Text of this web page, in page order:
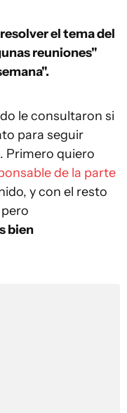
el tema del
reuniones"
le consultaron si
para seguir
Primero quiero
de la parte
y con el resto
bien